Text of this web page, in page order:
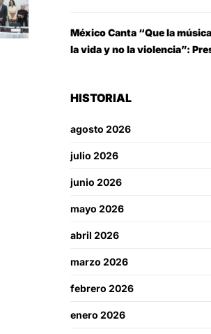
México Canta “Que la
la vida y no la violencia”:
HISTORIAL
agosto 2026
julio 2026
junio 2026
mayo 2026
abril 2026
marzo 2026
febrero 2026
enero 2026